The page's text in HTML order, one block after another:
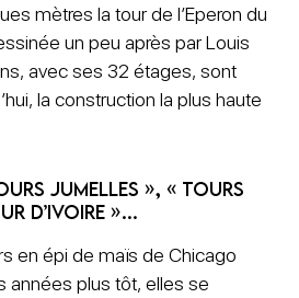
mètres la tour de l’Eperon du
un peu après par Louis
avec ses 32 étages, sont
la construction la plus haute
jumelles », « tours
d’ivoire »…
en épi de maïs de Chicago
années plus tôt, elles se